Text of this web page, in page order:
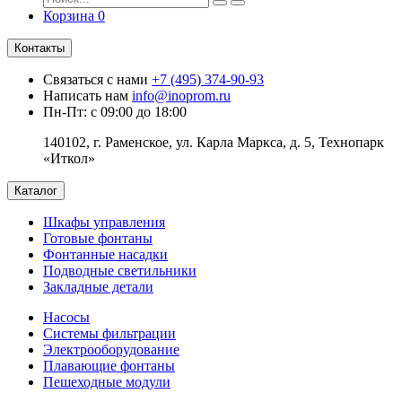
Корзина 0
Контакты
Связаться с нами +7 (495) 374-90-93
Написать нам info@inoprom.ru
Пн-Пт: с 09:00 до 18:00
140102, г. Раменское, ул. Карла Маркса, д. 5, Технопарк
«Иткол»
Каталог
Шкафы управления
Готовые фонтаны
Фонтанные насадки
Подводные светильники
Закладные детали
Насосы
Системы фильтрации
Электрооборудование
Плавающие фонтаны
Пешеходные модули